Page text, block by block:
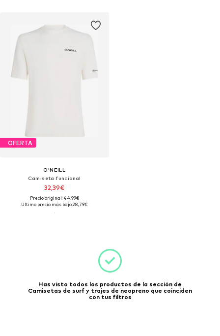
OFERTA
O'NEILL
Camiseta funcional
32,39€
Precio original: 44,99€
Último precio más bajo:28,79€
Has visto todos los productos de la sección de
Camisetas de surf y trajes de neopreno que coinciden
con tus filtros